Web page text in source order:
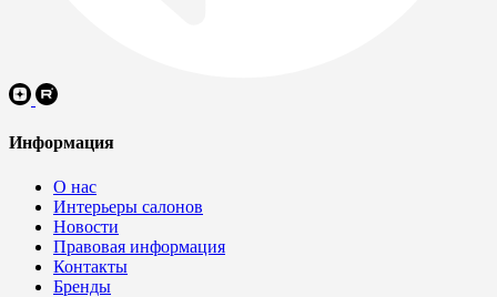
Информация
О нас
Интерьеры салонов
Новости
Правовая информация
Контакты
Бренды